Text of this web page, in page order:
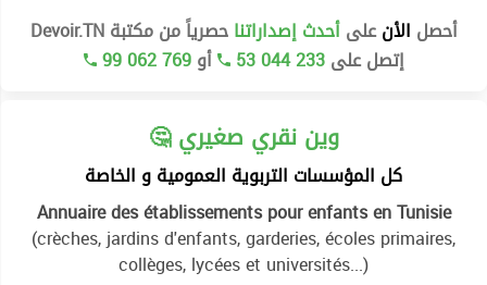
أحصل الأنعلىأحدث إصداراتناحصرياً من مكتبة Devoir.TN
إتصل على53 044 233 أو99 062 769
🤔 وين نقري صغيري
كل المؤسسات التربوية العمومية و الخاصة
Annuaire des établissements pour enfants en Tunisie
(crèches, jardins d'enfants, garderies, écoles primaires,
collèges, lycées et universités...)